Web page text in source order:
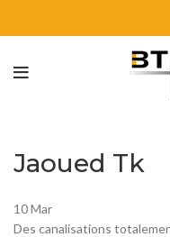
Jaoued Tk
10Mar
Des canalisations